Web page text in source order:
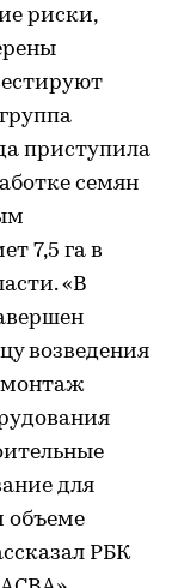
риски,
приступила
семян
7,5 га в
«В
возведения
монтаж
для
объеме
РБК